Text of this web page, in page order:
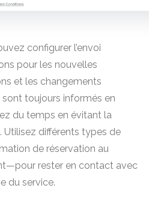
configurer l’envoi
pour les nouvelles
et les changements
sont toujours informés en
du temps en évitant la
différents types de
de réservation au
rester en contact avec
du service.